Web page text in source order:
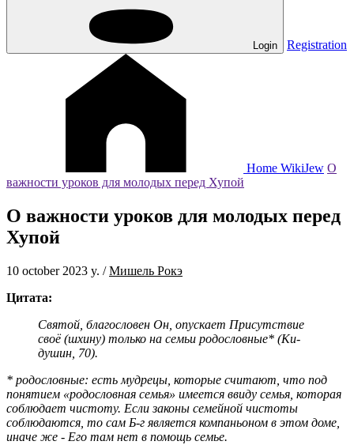
Login Registration
Home WikiJew О
важности уроков для молодых перед Хупой
О важности уроков для молодых перед
Хупой
10 october 2023 y. /Мишель Рокэ
Цитата:
Святой, благословен Он, опускает Присутствие
своё (шхину) только на семьи родословные* (Ки-
душин, 70).
* родословные: есть мудрецы, которые считают, что под
понятием «родословная семья» имеется ввиду семья, которая
соблюдает чистоту. Если законы семейной чистоты
соблюдаются, то сам Б-г является компаньоном в этом доме,
иначе же - Его там нет в помощь семье.